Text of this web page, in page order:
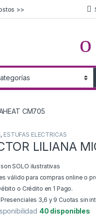
>>
CM705
, ESTUFAS ELECTRICAS
LILIANA
SOLO ilustrativas
válido para compras online o
o Crédito en 1 Pago.
3,6 y 9 Cuotas sin
40 disponibles